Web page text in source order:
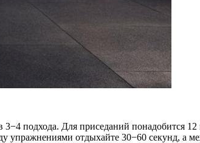
подхода. Для приседаний понадобится
упражнениями отдыхайте 30−60 секунд, а